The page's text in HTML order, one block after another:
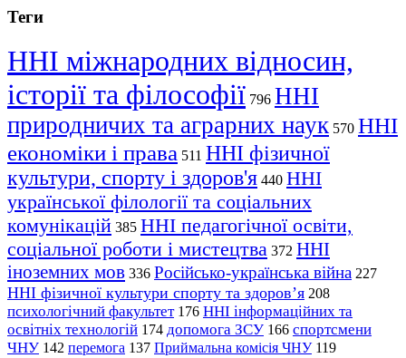
Теги
ННІ міжнародних відносин,
історії та філософії 796 ННІ
природничих та аграрних наук 570 ННІ
економіки і права 511 ННІ фізичної
культури, спорту і здоров'я 440 ННІ
української філології та соціальних
комунікацій 385 ННІ педагогічної освіти,
соціальної роботи і мистецтва 372 ННІ
іноземних мов 336 Російсько-українська війна 227
ННІ фізичної культури спорту та здоров’я 208
психологічний факультет 176 ННІ інформаційних та
освітніх технологій 174 допомога ЗСУ 166 спортсмени
ЧНУ 142 перемога 137 Приймальна комісія ЧНУ 119